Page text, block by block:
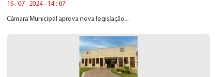
16 . 07 . 2024 - 14 : 07
Câmara Municipal aprova nova legislação...